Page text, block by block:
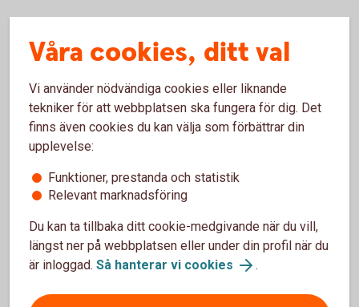
Eftersom stödet betalas ut först i slutet av året, ska du se
till att ha likvida medel på ditt konto i oktober. Tänk också
på den skatteeffekt som kan uppkomma. Tala med din
skatterådgivare.
Vill du säkra dina EU-ersättningar?
Läs mer eller kontakta oss så går vi igenom hur du
kan säkra ditt EU-stöd och vilka andra lösningar vi
kan erbjuda.
Skog och lantbruk – mer information
Våra cookies, ditt val
Vi använder nödvändiga cookies eller liknande
tekniker för att webbplatsen ska fungera för dig. Det
finns även cookies du kan välja som förbättrar din
upplevelse:
Funktioner, prestanda och statistik
Relevant marknadsföring
Du kan ta tillbaka ditt cookie-medgivande när du vill,
längst ner på webbplatsen eller under din profil när du
är inloggad. Så hanterar vi cookies .